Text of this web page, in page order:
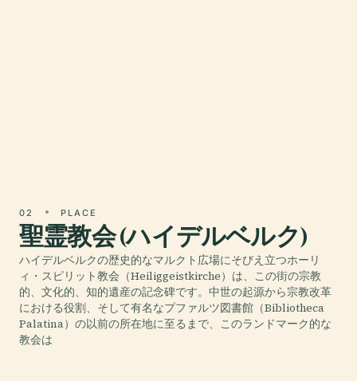
02 PLACE
聖霊教会 (ハイデルベルク)
ハイデルベルクの歴史的なマルクト広場にそびえ立つホーリ
ィ・スピリット教会（Heiliggeistkirche）は、この街の宗教
的、文化的、知的遺産の記念碑です。中世の起源から宗教改革
における役割、そして有名なプファルツ図書館（Bibliotheca
Palatina）の以前の所在地に至るまで、このランドマーク的な
教会は